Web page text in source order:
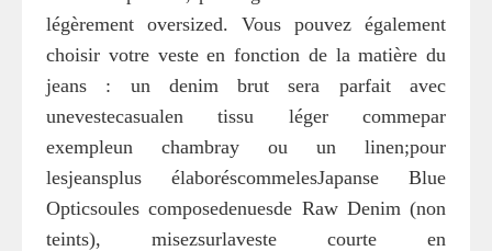
légèrement oversized. Vous pouvez également
choisir votre veste en fonction de la matière du
jeans : un denim brut sera parfait avec
unevestecasualen tissu léger commepar
exempleun chambray ou un linen;pour
lesjeansplus élaboréscommelesJapanse Blue
Opticsoules composedenuesde Raw Denim (non
teints), misezsurlaveste courte en